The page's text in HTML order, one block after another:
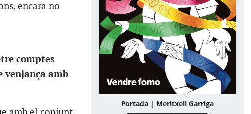
encara no
comptes
venjança amb
Portada | Meritxell Garriga